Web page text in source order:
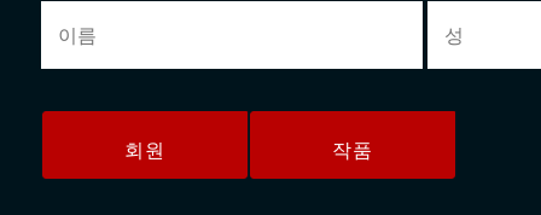
회원 작품